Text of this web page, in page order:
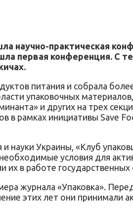
научно-практическая
первая конференция. С
питания и собрала
упаковочных
и других на трех
рамках инициативы Save
науки Украины, «Клуб
условия для
в работе
журнала «Упаковка».
этих лет они принимали